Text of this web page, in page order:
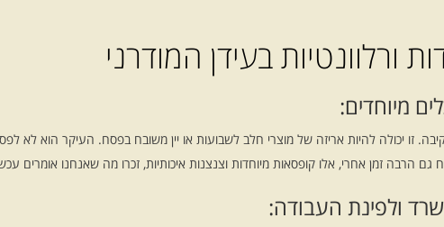
ורלוונטיות בעידן המודרני
מיוחדים:
זו יכולה להיות אריזה של מוצרי חלב לשבועות או יין משובח בפסח. העיקר הוא
הרבה זמן אחרי, אלו קופסאות מיוחדות וצנצנות איכותיות, זכרו מה שאנחנו אומרים
ולפינת העבודה: